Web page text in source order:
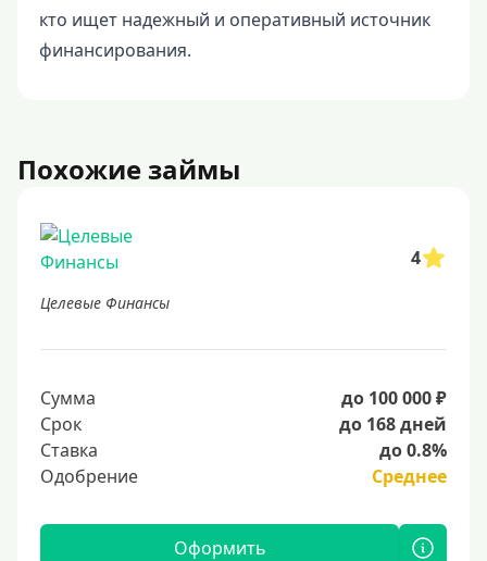
кто ищет надежный и оперативный источник
финансирования.
Похожие займы
4
Целевые Финансы
Сумма
до 100 000 ₽
Срок
до 168 дней
Ставка
до 0.8%
Одобрение
Среднее
Оформить